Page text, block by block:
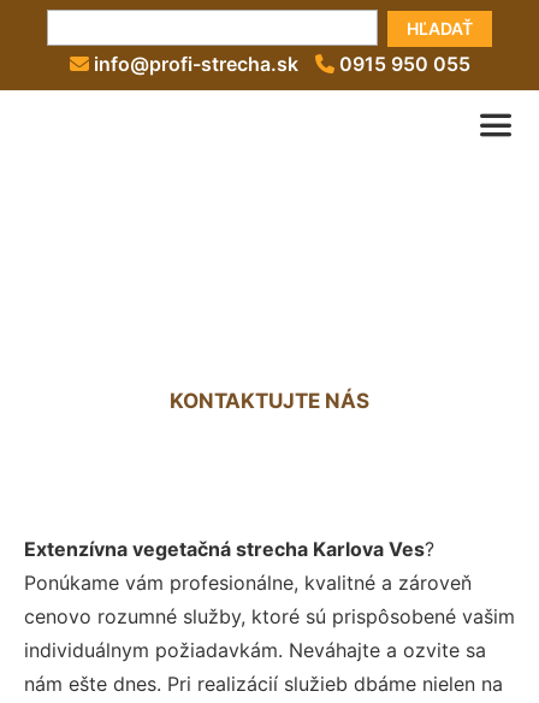
HĽADAŤ
info@profi-strecha.sk 0915 950 055
KONTAKTUJTE NÁS
Extenzívna vegetačná strecha Karlova Ves?
Ponúkame vám profesionálne, kvalitné a zároveň
cenovo rozumné služby, ktoré sú prispôsobené vašim
individuálnym požiadavkám. Neváhajte a ozvite sa
nám ešte dnes. Pri realizácií služieb dbáme nielen na